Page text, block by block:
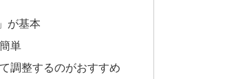
が基本
単
調整するのがおすすめ